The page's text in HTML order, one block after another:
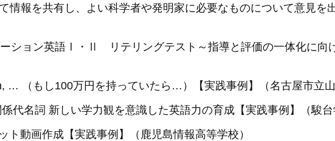
情報を共有し、よい科学者や発明家に必要なものについて意見を
ション英語Ⅰ・Ⅱ リテリングテスト～指導と評価の一体化に向
… （もし100万円を持っていたら…）【実践事例】（名古屋市立山
代名詞 新しい学力観を意識した英語力の育成【実践事例】（駿台
動画作成【実践事例】（鹿児島情報高等学校）